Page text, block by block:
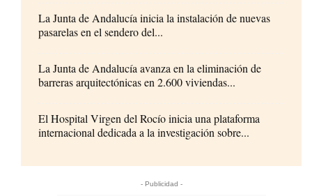
La Junta de Andalucía inicia la instalación de nuevas
pasarelas en el sendero del...
La Junta de Andalucía avanza en la eliminación de
barreras arquitectónicas en 2.600 viviendas...
El Hospital Virgen del Rocío inicia una plataforma
internacional dedicada a la investigación sobre...
- Publicidad -